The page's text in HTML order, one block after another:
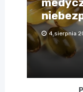
4 sierpnia